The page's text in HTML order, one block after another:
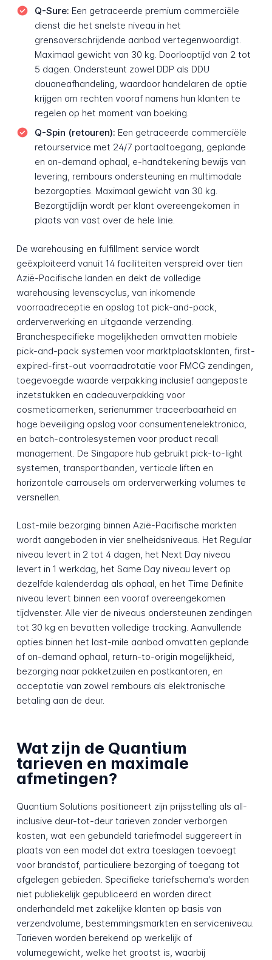
Q-Sure: Een getraceerde premium commerciële
dienst die het snelste niveau in het
grensoverschrijdende aanbod vertegenwoordigt.
Maximaal gewicht van 30 kg. Doorlooptijd van 2 tot
5 dagen. Ondersteunt zowel DDP als DDU
douaneafhandeling, waardoor handelaren de optie
krijgen om rechten vooraf namens hun klanten te
regelen op het moment van boeking.
Q-Spin (retouren): Een getraceerde commerciële
retourservice met 24/7 portaaltoegang, geplande
en on-demand ophaal, e-handtekening bewijs van
levering, rembours ondersteuning en multimodale
bezorgopties. Maximaal gewicht van 30 kg.
Bezorgtijdlijn wordt per klant overeengekomen in
plaats van vast over de hele linie.
De warehousing en fulfillment service wordt
geëxploiteerd vanuit 14 faciliteiten verspreid over tien
Azië-Pacifische landen en dekt de volledige
warehousing levenscyclus, van inkomende
voorraadreceptie en opslag tot pick-and-pack,
orderverwerking en uitgaande verzending.
Branchespecifieke mogelijkheden omvatten mobiele
pick-and-pack systemen voor marktplaatsklanten, first-
expired-first-out voorraadrotatie voor FMCG zendingen,
toegevoegde waarde verpakking inclusief aangepaste
inzetstukken en cadeauverpakking voor
cosmeticamerken, serienummer traceerbaarheid en
hoge beveiliging opslag voor consumentenelektronica,
en batch-controlesystemen voor product recall
management. De Singapore hub gebruikt pick-to-light
systemen, transportbanden, verticale liften en
horizontale carrousels om orderverwerking volumes te
versnellen.
Last-mile bezorging binnen Azië-Pacifische markten
wordt aangeboden in vier snelheidsniveaus. Het Regular
niveau levert in 2 tot 4 dagen, het Next Day niveau
levert in 1 werkdag, het Same Day niveau levert op
dezelfde kalenderdag als ophaal, en het Time Definite
niveau levert binnen een vooraf overeengekomen
tijdvenster. Alle vier de niveaus ondersteunen zendingen
tot 30 kg en bevatten volledige tracking. Aanvullende
opties binnen het last-mile aanbod omvatten geplande
of on-demand ophaal, return-to-origin mogelijkheid,
bezorging naar pakketzuilen en postkantoren, en
acceptatie van zowel rembours als elektronische
betaling aan de deur.
Wat zijn de Quantium
tarieven en maximale
afmetingen?
Quantium Solutions positioneert zijn prijsstelling als all-
inclusive deur-tot-deur tarieven zonder verborgen
kosten, wat een gebundeld tariefmodel suggereert in
plaats van een model dat extra toeslagen toevoegt
voor brandstof, particuliere bezorging of toegang tot
afgelegen gebieden. Specifieke tariefschema's worden
niet publiekelijk gepubliceerd en worden direct
onderhandeld met zakelijke klanten op basis van
verzendvolume, bestemmingsmarkten en serviceniveau.
Tarieven worden berekend op werkelijk of
volumegewicht, welke het grootst is, waarbij